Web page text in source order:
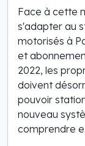
Face à cette
s'adapter au
motorisés à
et
2022, les
doivent
pouvoir
nouveau
comprendre